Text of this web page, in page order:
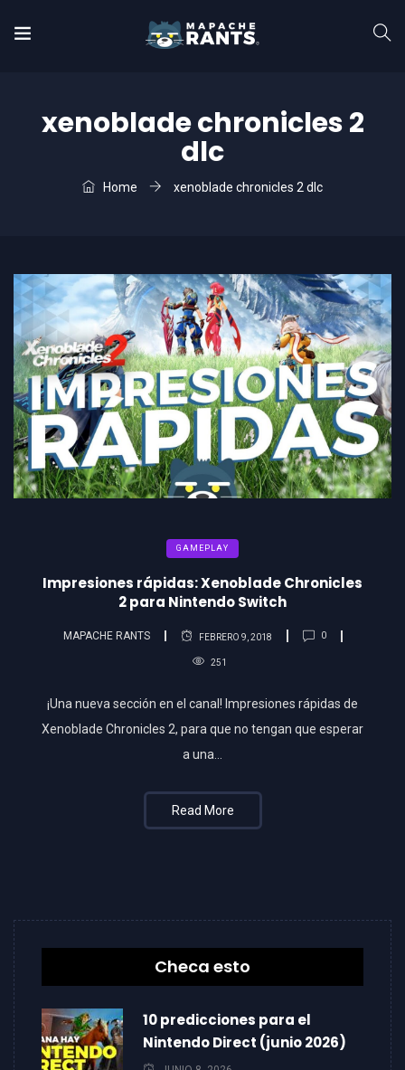
xenoblade chronicles 2
dlc
Home xenoblade chronicles 2 dlc
GAMEPLAY
Impresiones rápidas: Xenoblade Chronicles
2 para Nintendo Switch
MAPACHE RANTS FEBRERO 9, 2018 0
251
¡Una nueva sección en el canal! Impresiones rápidas de
Xenoblade Chronicles 2, para que no tengan que esperar
a una…
Read More
Checa esto
10 predicciones para el
Nintendo Direct (junio 2026)